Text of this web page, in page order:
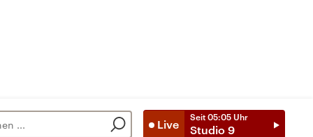
Live
Seit 05:05 Uhr
Studio 9